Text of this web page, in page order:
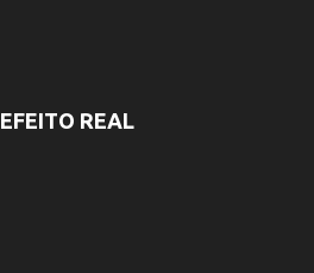
EFEITO REAL